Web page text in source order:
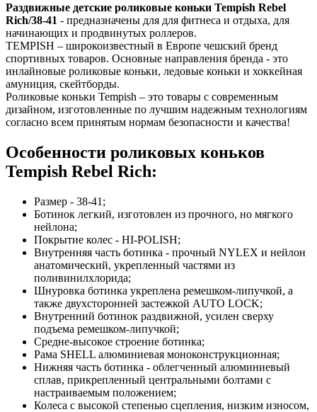
Раздвижные детские роликовые коньки Tempish Rebel
Rich/38-41 - предназначены для для фитнеса и отдыха, для
начинающих и продвинутых роллеров.
TEMPISH – широкоизвестный в Европе чешский бренд
спортивных товаров. Основные направления бренда - это
инлайновые роликовые коньки, ледовые коньки и хоккейная
амуниция, скейтборды.
Роликовые коньки Tempish – это товары с современным
дизайном, изготовленные по лучшим надежным технологиям
согласно всем принятым нормам безопасности и качества!
Особенности роликовых коньков
Tempish Rebel Rich:
Размер - 38-41;
Ботинок легкий, изготовлен из прочного, но мягкого
нейлона;
Покрытие колес - HI-POLISH;
Внутренняя часть ботинка - прочный NYLEX и нейлон
анатомический, укрепленный частями из
поливинилхлорида;
Шнуровка ботинка укреплена ремешком-липучкой, а
также двухсторонней застежкой AUTO LOCK;
Внутренний ботинок раздвижной, усилен сверху
подъема ремешком-липучкой;
Средне-высокое строение ботинка;
Рама SHELL алюминиевая моноконструкционная;
Нижняя часть ботинка - облегченный алюминиевый
сплав, прикрепленный центральными болтами с
настраиваемым положением;
Колеса с высокой степенью сцепления, низким износом,